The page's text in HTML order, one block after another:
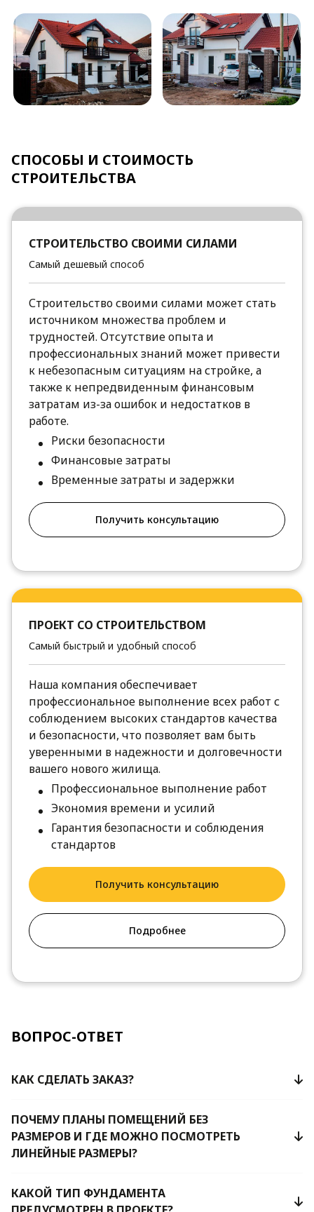
СПОСОБЫ И СТОИМОСТЬ
СТРОИТЕЛЬСТВА
СТРОИТЕЛЬСТВО СВОИМИ СИЛАМИ
Самый дешевый способ
Строительство своими силами может стать
источником множества проблем и
трудностей. Отсутствие опыта и
профессиональных знаний может привести
к небезопасным ситуациям на стройке, а
также к непредвиденным финансовым
затратам из-за ошибок и недостатков в
работе.
Риски безопасности
Финансовые затраты
Временные затраты и задержки
Получить консультацию
ПРОЕКТ СО СТРОИТЕЛЬСТВОМ
Самый быстрый и удобный способ
Наша компания обеспечивает
профессиональное выполнение всех работ с
соблюдением высоких стандартов качества
и безопасности, что позволяет вам быть
уверенными в надежности и долговечности
вашего нового жилища.
Профессиональное выполнение работ
Экономия времени и усилий
Гарантия безопасности и соблюдения
стандартов
Получить консультацию
Подробнее
ВОПРОС-ОТВЕТ
КАК СДЕЛАТЬ ЗАКАЗ?
ПОЧЕМУ ПЛАНЫ ПОМЕЩЕНИЙ БЕЗ
РАЗМЕРОВ И ГДЕ МОЖНО ПОСМОТРЕТЬ
ЛИНЕЙНЫЕ РАЗМЕРЫ?
КАКОЙ ТИП ФУНДАМЕНТА